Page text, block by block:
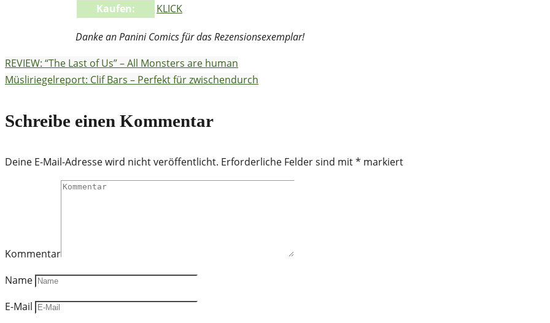
Kaufen:
KLICK
Danke an Panini Comics für das Rezensionsexemplar!
REVIEW: “The Last of Us” – All Monsters are human
Müsliriegelreport: Clif Bars – Perfekt für zwischendurch
Schreibe einen Kommentar
Deine E-Mail-Adresse wird nicht veröffentlicht. Erforderliche Felder sind mit* markiert
Kommentar
Name
E-Mail